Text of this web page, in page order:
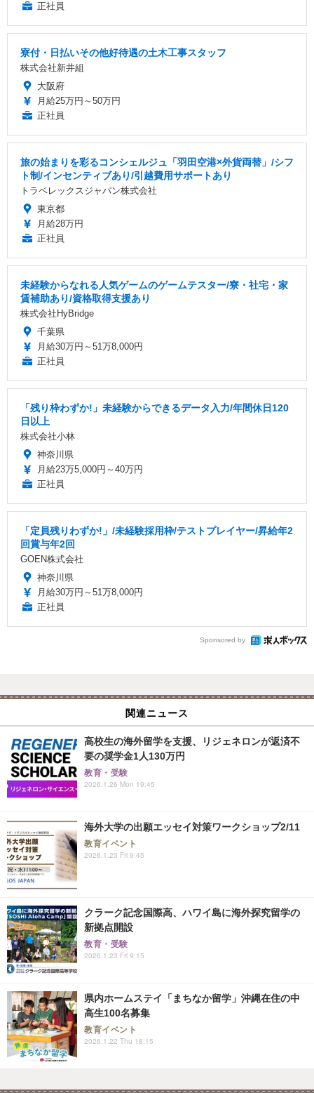
正社員
寮付・日払いその他好待遇の土木工事スタッフ
株式会社新井組
大阪府
月給25万円～50万円
正社員
旅の始まりを彩るコンシェルジュ「羽田空港×外貨両替」/シフ
ト制/インセンティブあり/引越費用サポートあり
トラベレックスジャパン株式会社
東京都
月給28万円
正社員
未経験からなれる人気ゲームのゲームテスター/寮・社宅・家
賃補助あり/資格取得支援あり
株式会社HyBridge
千葉県
月給30万円～51万8,000円
正社員
「残り枠わずか!」未経験からできるデータ入力/年間休日120
日以上
株式会社小林
神奈川県
月給23万5,000円～40万円
正社員
「定員残りわずか!」/未経験採用枠/テストプレイヤー/昇給年2
回賞与年2回
GOEN株式会社
神奈川県
月給30万円～51万8,000円
正社員
Sponsored by
関連ニュース
高校生の海外留学を支援、リジェネロンが返済不
要の奨学金1人130万円
教育・受験
2026.1.26 Mon 19:45
海外大学の出願エッセイ対策ワークショップ2/11
教育イベント
2026.1.23 Fri 9:45
クラーク記念国際高、ハワイ島に海外探究留学の
新拠点開設
教育・受験
2026.1.23 Fri 9:15
県内ホームステイ「まちなか留学」沖縄在住の中
高生100名募集
教育イベント
2026.1.22 Thu 18:15